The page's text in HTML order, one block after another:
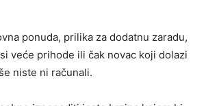
ponuda, prilika za dodatnu zaradu,
veće prihode ili čak novac koji dolazi
niste ni računali.